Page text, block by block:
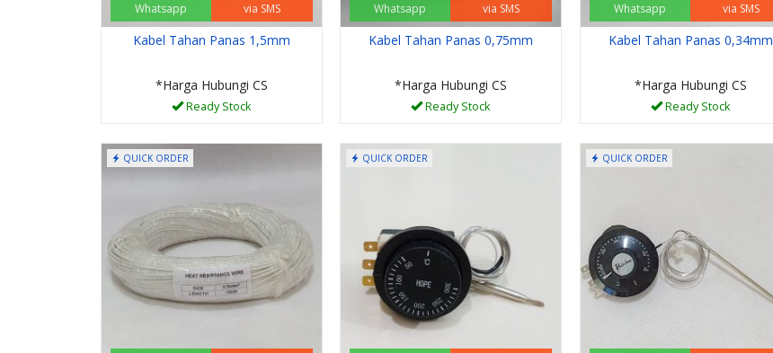
Whatsapp via SMS
Kabel Tahan Panas 1,5mm
*Harga Hubungi CS
Ready Stock
Whatsapp via SMS
Kabel Tahan Panas 0,75mm
*Harga Hubungi CS
Ready Stock
Whatsapp via SMS
Kabel Tahan Panas 0,34mm
*Harga Hubungi CS
Ready Stock
QUICK ORDER QUICK ORDER QUICK ORDER